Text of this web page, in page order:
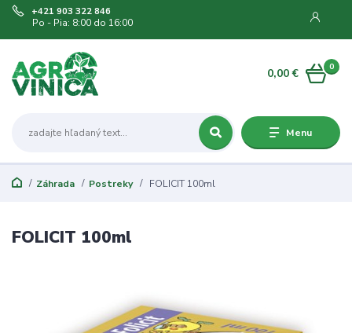
Menu
+421 903 322 846
Po - Pia: 8:00 do 16:00
0
0,00 €
Záhrada Postreky FOLICIT 100ml
FOLICIT 100ml